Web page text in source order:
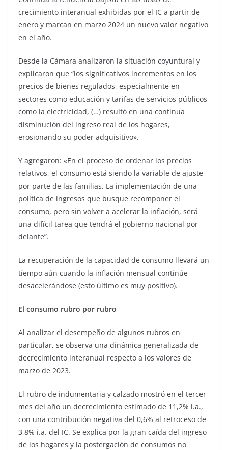
crecimiento interanual exhibidas por el IC a partir de
enero y marcan en marzo 2024 un nuevo valor negativo
en el año.
Desde la Cámara analizaron la situación coyuntural y
explicaron que “los significativos incrementos en los
precios de bienes regulados, especialmente en
sectores como educación y tarifas de servicios públicos
como la electricidad, (…) resultó en una continua
disminución del ingreso real de los hogares,
erosionando su poder adquisitivo».
Y agregaron: «En el proceso de ordenar los precios
relativos, el consumo está siendo la variable de ajuste
por parte de las familias. La implementación de una
política de ingresos que busque recomponer el
consumo, pero sin volver a acelerar la inflación, será
una difícil tarea que tendrá el gobierno nacional por
delante”.
La recuperación de la capacidad de consumo llevará un
tiempo aún cuando la inflación mensual continúe
desacelerándose (esto último es muy positivo).
El consumo rubro por rubro
Al analizar el desempeño de algunos rubros en
particular, se observa una dinámica generalizada de
decrecimiento interanual respecto a los valores de
marzo de 2023.
El rubro de indumentaria y calzado mostró en el tercer
mes del año un decrecimiento estimado de 11,2% i.a.,
con una contribución negativa del 0,6% al retroceso de
3,8% i.a. del IC. Se explica por la gran caída del ingreso
de los hogares y la postergación de consumos no